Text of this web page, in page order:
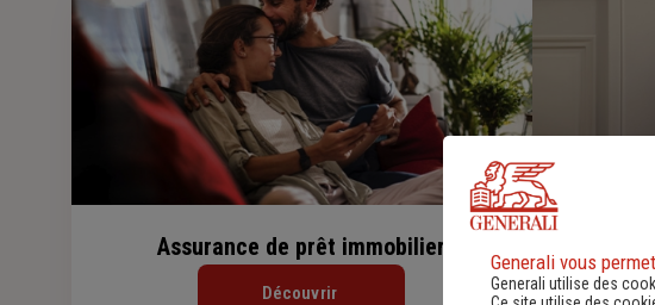
Assurance de prêt immobilier
Découvrir
Generali vous
Generali utilise des